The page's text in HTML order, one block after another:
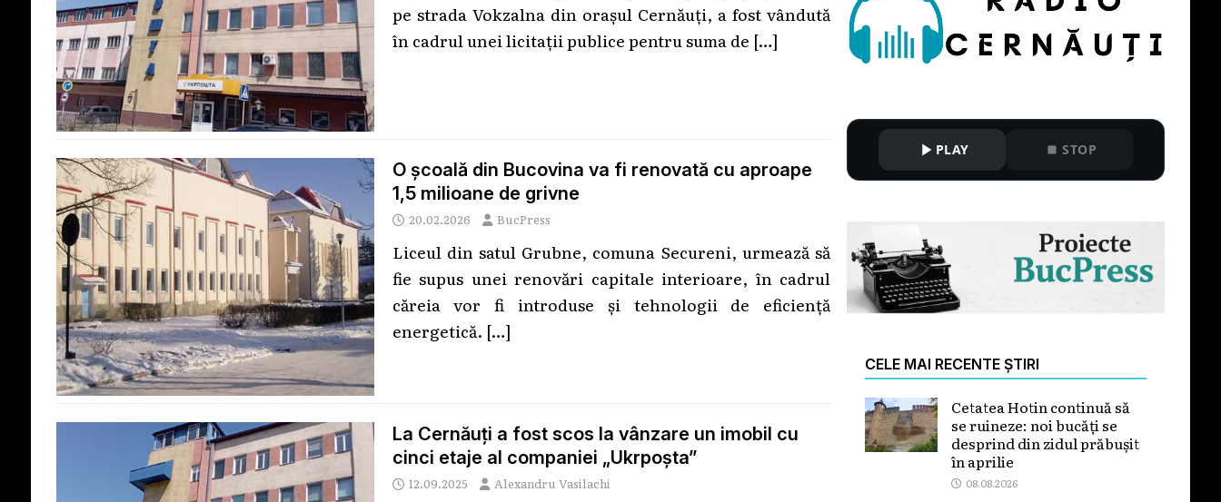
pe strada Vokzalna din orașul Cernăuți, a fost vândută
în cadrul unei licitații publice pentru suma de […]
O școală din Bucovina va fi renovată cu aproape
1,5 milioane de grivne
20.02.2026 BucPress
Liceul din satul Grubne, comuna Secureni, urmează să
fie supus unei renovări capitale interioare, în cadrul
căreia vor fi introduse și tehnologii de eficiență
energetică. […]
La Cernăuți a fost scos la vânzare un imobil cu
cinci etaje al companiei „Ukrpoșta”
12.09.2025 Alexandru Vasilachi
PLAY STOP
CELE MAI RECENTE ȘTIRI
Cetatea Hotin continuă să
se ruineze: noi bucăți se
desprind din zidul prăbușit
în aprilie
08.08.2026